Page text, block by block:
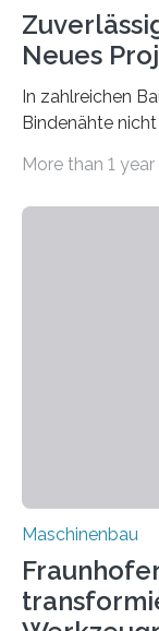
Neues
In zahlreichen
Bindenähte
Matrixmaterials
Durch den
More than 1
Maschinenbau